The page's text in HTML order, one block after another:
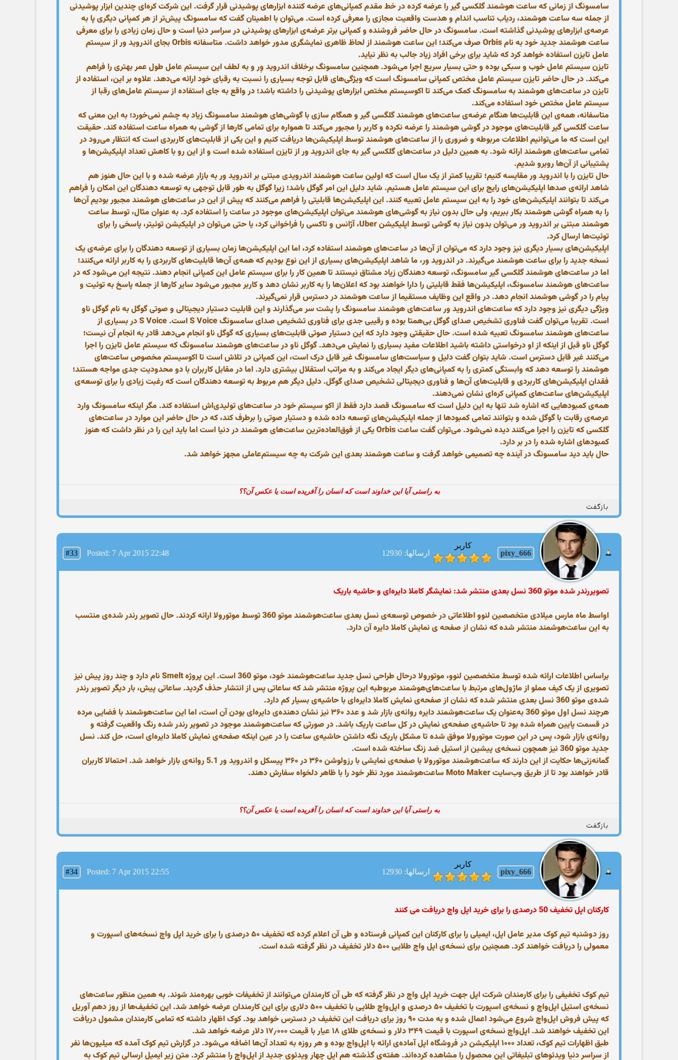
سامسونگ از زمانی که ساعت هوشمند گلکسی گیر را عرضه کرده در خط مقدم کمپانی‌های عرضه کننده ابزارهای پوشیدنی قرار گرفت. این شرکت کره‌ای چندین ابزار پوشیدنی
از جمله سه ساعت هوشمند، ردیاب تناسب اندام و هدست واقعیت مجازی را معرفی کرده است. می‌توان با اطمینان گفت که سامسونگ پیش‌تر از هر کمپانی دیگری پا به
عرصه‌ی ابزارهای پوشیدنی گذاشته است. سامسونگ در حال حاضر فروشنده و کمپانی برتر عرضه‌ی ابزارهای پوشیدنی در سراسر دنیا است و حال زمان زیادی را برای معرفی
ساعت هوشمند جدید خود به نام Orbis صرف می‌کند؛ این ساعت هوشمند از لحاظ ظاهری نمایشگری مدور خواهد داشت. متاسفانه Orbis بجای اندروید ور از سیستم
عامل تایزن استفاده خواهد کرد که شاید برای برخی افراد زیاد جالب به نظر نیاید.
تایزن سیستم عامل خوب و سبکی بوده و حتی بسیار سریع اجرا می‌شود. همچنین سامسونگ برخلاف اندروید وِر و به لطف این سیستم عامل طول عمر بهتری را فراهم
می‌کند. در حال حاضر تایزن سیستم عامل مختص کمپانی سامسونگ است که ویژگی‌های قابل توجه بسیاری را نسبت به رقبای خود ارائه می‌دهد. علاوه بر این، استفاده از
تایزن در ساعت‌های هوشمند به سامسونگ کمک می‌کند تا اکوسیستم مختص ابزارهای پوشیدنی را داشته باشد؛ در واقع به جای استفاده از سیستم‌ عامل‌های رقبا از
سیستم عامل مختص خود استفاده می‌کند.
متاسفانه، همه‌ی این قابلیت‌ها هنگام عرضه‌ی ساعت‌های هوشمند گلگسی گیر و همگام سازی با گوشی‌های هوشمند سامسونگ زیاد به چشم نمی‌خورد؛ به این معنی که
ساعت گلکسی گیر قابلیت‌های موجود در گوشی‌ هوشمند را عرضه نکرده و کاربر را مجبور می‌کند تا همواره برای تمامی کارها از گوشی به همراه ساعت استفاده کند. حقیقت
این است که ما می‌توانیم اطلاعات مربوطه و ضروری را از ساعت‌های هوشمند توسط اپلیکیشن‌ها دریافت کنیم و این یکی از قابلیت‌های کاربردی است که انتظار می‌رود در
تمامی ساعت‌‌های هوشمند ارائه شود. به همین دلیل در ساعت‌های گلکسی گیر به جای اندروید ور از تایزن استفاده شده است و از این رو با کاهش تعداد اپلیکیشن‌ها و
پشتیبانی از آن‌ها روبرو شدیم.
حال تایزن را با اندروید ور مقایسه کنیم؛ تقریبا کمتر از یک سال است که اولین ساعت هوشمند اندرویدی مبتنی بر اندروید ور به بازار عرضه شده و با این حال هنوز هم
شاهد ارائه‌ی صدها اپلیکیشن‌های رایج برای این سیستم عامل هستیم. شاید دلیل این امر گوگل باشد؛ زیرا گوگل به طور قابل توجهی به توسعه دهندگان این امکان را فراهم
می‌کند تا بتوانند اپلیکیشن‌های خود را به این سیستم عامل تعبیه کنند. این اپلیکیشن‌ها قابلیتی را فراهم می‌کنند که پیش از این در ساعت‌های هوشمند مجبور بودیم آن‌ها
را به همراه گوشی‌ هوشمند بکار ببریم، ولی حال بدون نیاز به گوشی‌های هوشمند می‌توان اپلیکیشن‌های موجود در ساعت را استفاده کرد. به عنوان مثال، توسط ساعت
هوشمند مبتنی بر اندروید ور می‌توان بدون نیاز به گوشی توسط اپلیکیشن Uber، آژانس و تاکسی را فراخوانی کرد، یا حتی می‌توان در اپلیکیشن توئیتر، پاسخی را برای
توئیت‌ها ارسال کرد.
اپلیکیشن‌های بسیار دیگری نیز وجود دارد که می‌توان از آن‌ها در ساعت‌های هوشمند استفاده کرد، اما این اپلیکیشن‌ها زمان بسیاری از توسعه دهندگان را برای عرضه‌ی یک
نسخه جدید را برای ساعت هوشمند می‌گیرند. در اندروید ور، ما شاهد اپلیکیشن‌های بسیاری از این نوع بودیم که همه‌ی آن‌ها قابلیت‌های کاربردی را به کاربر ارائه می‌کنند؛
اما در ساعت‌های هوشمند گلکسی گیر سامسونگ، توسعه دهندگان زیاد مشتاق نیستند تا همین کار را برای سیستم عامل این کمپانی انجام دهند. نتیجه این می‌شود که در
ساعت‌های هوشمند سامسونگ، اپلیکیشن‌ها فقط قابلیتی را دارا خواهند بود که اعلان‌ها را به کاربر نشان دهد و کاربر مجبور می‌شود سایر کارها از جمله پاسخ به توئیت و
پیام را در گوشی هوشمند انجام دهد. در واقع این وظایف مستقیما از ساعت هوشمند در دسترس قرار نمی‌گیرند.
ویژگی دیگری نیز وجود دارد که ساعت‌های اندروید ور ساعت‌های هوشمند سامسونگ را پشت سر می‌گذارند و این قابلیت دستیار دیجیتالی و صوتی گوگل به نام گوگل ناو
است. تقریبا می‌توان گفت فناوری تشخیص صدای گوگل بی‌همتا بوده و رقیبی جدی برای فناوری تشخیص صدای سامسونگ S Voice است. S Voice در بسیاری از
ساعت‌های هوشمند سامسونگ تعبیه شده است. حال حقیقتی وجود دارد که این دستیار صوتی قابلیت‌های بسیاری که گوگل ناو انجام می‌دهد قادر به انجام آن نیست؛
گوگل ناو قبل از اینکه از او درخواستی داشته باشید اطلاعات مفید بسیاری را نمایش می‌دهد. گوگل ناو در ساعت‌های هوشمند سامسونگ که سیستم عامل تایزن را اجرا
می‌کنند غیر قابل دسترس است. شاید بتوان گفت دلیل و سیاست‌های سامسونگ غیر قابل درک است، این کمپانی در تلاش است تا اکوسیستم مخصوص ساعت‌های
هوشمند را توسعه دهد که وابستگی کمتری را به کمپانی‌های دیگر ایجاد می‌کند و به مراتب استقلال بیشتری دارد. اما در مقابل کاربران با دو محدودیت جدی مواجه هستند؛
فقدان اپلیکیشن‌های کاربردی و قابلیت‌های آن‌ها و فناوری دیجیتالی تشخیص صدای گوگل. دلیل دیگر هم مربوط به توسعه دهندگان است که رغبت زیادی را برای توسعه‌ی
اپلیکیشن‌های ساعت‌های کمپانی کره‌ای نشان نمی‌دهند.
همه‌ی کمبودهایی که اشاره شد تنها به این دلیل است که سامسونگ قصد دارد فقط از اکو سیستم خود در ساعت‌های تولیدی‌اش استفاده کند. مگر اینکه سامسونگ وارد
عرصه‌ی رقابت با گوگل شده و بتوانند تمامی کمبودها از جمله اپلیکیشن‌های توسعه داده شده و دستیار صوتی را برطرف کند، که در حال حاضر این موارد در ساعت‌های
گلکسی که تایزن را اجرا می‌کنند دیده نمی‌شود. می‌توان گفت ساعت Orbis یکی از فوق‌العاده‌ترین ساعت‌های هوشمند در دنیا است اما باید این را در نظر داشت که هنوز
کمبودهای اشاره شده را در بر دارد.
حال باید دید سامسونگ در آینده چه تصمیمی خواهد گرفت و ساعت هوشمند بعدی این شرکت به چه سیستم‌عاملی مجهز خواهد شد.
به راستی آیا این خداوند است که انسان را آفریده است یا عکس آن؟؟
بازگفت
pixy_666
کاربر
ارسالها: 12930
#33 Posted: 7 Apr 2015 22:48
تصویررندر شده‌ موتو 360 نسل بعدی منتشر شد: نمایشگر کاملا دایره‌ای و حاشیه باریک
اواسط ماه مارس میلادی متخصصین لنوو اطلاعاتی در خصوص توسعه‌ی نسل بعدی ساعت‌هوشمند موتو 360 توسط موتورولا ارائه کردند. حال تصویر رندر شده‌ی منتسب
به این ساعت‌هوشمند منتشر شده که نشان از صفحه ی نمایش کاملا دایره آن دارد.
براساس اطلاعات ارائه شده توسط متخصصین لنوو، موتورولا درحال طراحی نسل جدید ساعت‌هوشمند خود، موتو 360 است. این پروژه Smelt نام دارد و چند روز پیش نیز
تصویری از یک کیف مملو از ماژول‌های مرتبط با ساعت‌های‌هوشمند مربوطبه این پروژه منتشر شد که ساعاتی پس از انتشار حذف گردید. ساعاتی پیش، بار دیگر تصویر رندر
شده‌ی موتو 360 نسل بعدی منتشر شده که نشان از صفحه‌ی نمایش کاملا دایره‌ای با حاشیه‌ی بسیار کم دارد.
هرچند نسل اول موتو 360 به‌عنوان یک ساعت‌هوشمند دایره روانه‌ی بازار شد و عدد ۳۶۰ نیز نشان دهنده‌ی دایره‌ای بودن آن است، اما این ساعت‌هوشمند با فضایی مرده
در قسمت پایین همراه شده بود تا حاشیه‌ی صفحه‌ی نمایش در کل ساعت باریک باشد. در صورتی که ساعت‌هوشمند موجود در تصویر رندر شده رنگ واقعیت گرفته و
روانه‌ی بازار شود، پس در این صورت موتورولا موفق شده تا مشکل باریک نگه داشتن حاشیه‌ی ساعت را در عین اینکه صفحه‌ی نمایش کاملا دایره‌ای است، حل کند. نسل
جدید موتو 360 نیز همچون نسخه‌ی پیشین از استیل ضد زنگ ساخته شده است.
گمانه‌‌زنی‌ها حکایت از این دارند که ساعت‌هوشمند موتورولا با صفحه‌ی نمایشی با رزولوشن ۳۶۰ در ۳۶۰ پیسکل و اندروید ور 5.1 روانه‌ی بازار خواهد شد. احتمالا کاربران
قادر خواهند بود تا از طریق وب‌سایت Moto Maker ساعت‌هوشمند مورد نظر خود را با ظاهر دلخواه سفارش دهند.
به راستی آیا این خداوند است که انسان را آفریده است یا عکس آن؟؟
بازگفت
pixy_666
کاربر
ارسالها: 12930
#34 Posted: 7 Apr 2015 22:55
کارکنان اپل تخفیف 50 درصدی را برای خرید اپل واچ دریافت می کنند
روز دوشنبه تیم کوک مدیر عامل اپل، ایمیلی را برای کارکنان این کمپانی فرستاده و طی آن اعلام کرده که تخفیف ۵۰ درصدی را برای خرید اپل واچ نسخه‌های اسپورت و
معمولی را دریافت خواهند کرد. همچنین برای نسخه‌ی اپل واچ طلایی ۵۰۰ دلار تخفیف در نظر گرفته شده است.
تیم کوک تخفیفی را برای کارمندان شرکت اپل جهت خرید اپل واچ در نظر گرفته که طی آن کارمندان می‌توانند از تخفیفات خوبی بهره‌مند شوند. به همین منظور ساعت‌های
نسخه‌ی استیل اپل‌واچ و نسخه‌ی اسپورت با تخفیف ۵۰ درصدی و اپل‌واچ طلایی با تخفیف ۵۰۰ دلاری برای این کارمندان عرضه خواهد شد. این تخفیف‌ها از روز دهم آوریل
که پیش فروش اپل‌واچ شروع می‌شود اعمال شده و به مدت ۹۰ روز برای دریافت این تخفیف در دسترس خواهد بود. کوک اظهار داشته که تمامی کارمندان مشمول دریافت
این تخفیف خواهند شد. اپل‌واچ نسخه‌ی اسپورت با قیمت ۳۴۹ دلار و نسخه‌ی طلای ۱۸ عیار با قیمت ۱۷٫۰۰۰ دلار عرضه خواهد شد.
طبق اظهارات تیم کوک، تعداد ۱۰۰۰ اپلیکیشن در فروشگاه اپل آماده‌ی ارائه با اپل‌واچ بوده و هر روزه به تعداد آن‌ها اضافه می‌شود. در گزارش تیم کوک آمده که میلیون‌ها نفر
از سراسر دنیا ویدئوهای تبلیغاتی این محصول را مشاهده کرده‌اند. هفته‌ی گذشته هم اپل چهار ویدئوی جدید از اپل‌واچ را منتشر کرد. متن زیر ایمیل ارسالی تیم کوک به